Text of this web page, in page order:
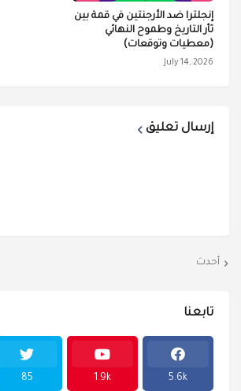
إنجلترا ضد الأرجنتين في قمة بين
ثأر التاريخ وطموح النهائي
(معطيات وتوقعات)
July 14, 2026
إرسال تعليق
أحدث
تابعنا
5.6k
1.9k
85